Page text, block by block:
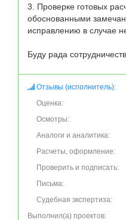
3. Проверке готовых
обоснованными
исправлению в случае
Буду рада
Отзывы (исполнитель):
Оценка:
Осмотры:
Аналоги и аналитика:
Расчеты, оформление:
Проверить и подписать:
Письма:
Судебная экспертиза:
Выполнил(а) проектов: